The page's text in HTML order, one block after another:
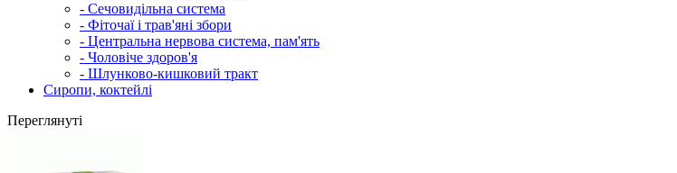
- Сечовидільна система
- Фіточаї і трав'яні збори
- Центральна нервова система, пам'ять
- Чоловіче здоров'я
- Шлунково-кишковий тракт
Сиропи, коктейлі
Переглянуті